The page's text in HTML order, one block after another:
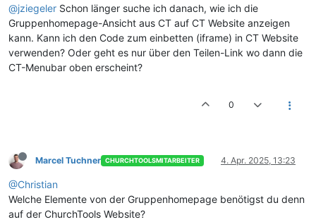
@jziegeler Schon länger suche ich danach, wie ich die
Gruppenhomepage-Ansicht aus CT auf CT Website anzeigen
kann. Kann ich den Code zum einbetten (iframe) in CT Website
verwenden? Oder geht es nur über den Teilen-Link wo dann die
CT-Menubar oben erscheint?
0
Marcel Tuchner CHURCHTOOLSMITARBEITER 4. Apr. 2025, 13:23
@Christian
Welche Elemente von der Gruppenhomepage benötigst du denn
auf der ChurchTools Website?